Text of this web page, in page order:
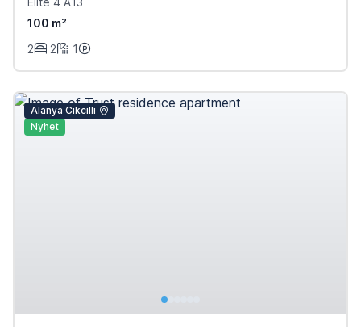
100 m²
2
2 1
Alanya Cikcilli
Nyhet